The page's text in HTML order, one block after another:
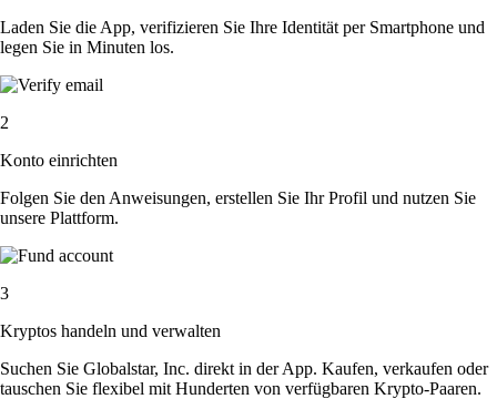
Laden Sie die App, verifizieren Sie Ihre Identität per Smartphone und
legen Sie in Minuten los.
2
Konto einrichten
Folgen Sie den Anweisungen, erstellen Sie Ihr Profil und nutzen Sie
unsere Plattform.
3
Kryptos handeln und verwalten
Suchen Sie Globalstar, Inc. direkt in der App. Kaufen, verkaufen oder
tauschen Sie flexibel mit Hunderten von verfügbaren Krypto-Paaren.